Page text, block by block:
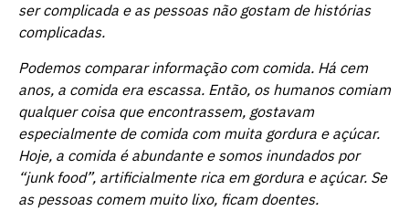
ser complicada e as pessoas não gostam de histórias
complicadas.
Podemos comparar informação com comida. Há cem
anos, a comida era escassa. Então, os humanos comiam
qualquer coisa que encontrassem, gostavam
especialmente de comida com muita gordura e açúcar.
Hoje, a comida é abundante e somos inundados por
“junk food”, artificialmente rica em gordura e açúcar. Se
as pessoas comem muito lixo, ficam doentes.